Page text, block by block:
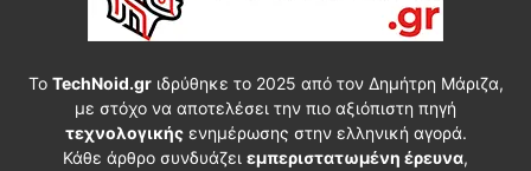
Το TechNoid.grιδρύθηκε το 2025 από τον Δημήτρη Μάριζα,
με στόχο να αποτελέσει την πιο αξιόπιστη πηγή
τεχνολογικήςενημέρωσης στην ελληνική αγορά.
Κάθε άρθρο συνδυάζει εμπεριστατωμένη έρευνα,